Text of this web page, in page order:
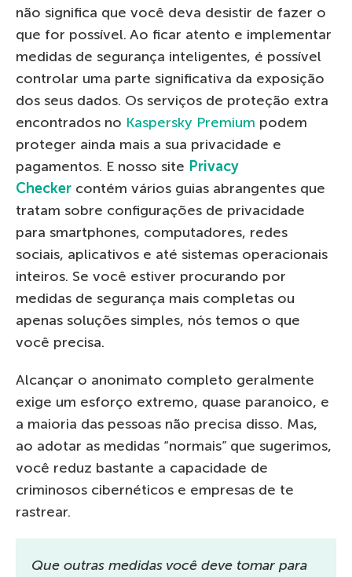
não significa que você deva desistir de fazer o
que for possível. Ao ficar atento e implementar
medidas de segurança inteligentes, é possível
controlar uma parte significativa da exposição
dos seus dados. Os serviços de proteção extra
encontrados no Kaspersky Premium podem
proteger ainda mais a sua privacidade e
pagamentos. E nosso site Privacy
Checker contém vários guias abrangentes que
tratam sobre configurações de privacidade
para smartphones, computadores, redes
sociais, aplicativos e até sistemas operacionais
inteiros. Se você estiver procurando por
medidas de segurança mais completas ou
apenas soluções simples, nós temos o que
você precisa.
Alcançar o anonimato completo geralmente
exige um esforço extremo, quase paranoico, e
a maioria das pessoas não precisa disso. Mas,
ao adotar as medidas “normais” que sugerimos,
você reduz bastante a capacidade de
criminosos cibernéticos e empresas de te
rastrear.
Que outras medidas você deve tomar para